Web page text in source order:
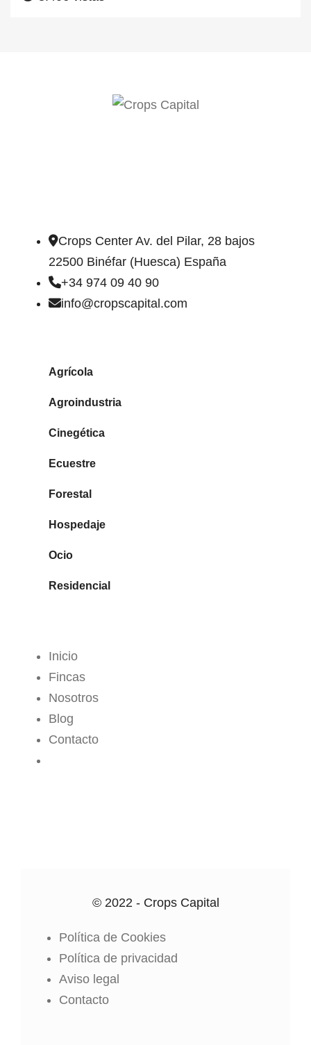
Crops Center Av. del Pilar, 28 bajos
22500 Binéfar (Huesca) España
+34 974 09 40 90
info@cropscapital.com
Agrícola
Agroindustria
Cinegética
Ecuestre
Forestal
Hospedaje
Ocio
Residencial
Inicio
Fincas
Nosotros
Blog
Contacto
© 2022 - Crops Capital
Política de Cookies
Política de privacidad
Aviso legal
Contacto